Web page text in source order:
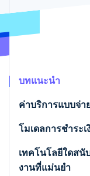
Atlas
Climate
ดูว่า Stripe ก
รับชมเลย
บทแนะนำ
ค่าบริการแบบจ่า
โมเดลการชำระ
เทคโนโลยีใดส
งานที่แม่นยำ